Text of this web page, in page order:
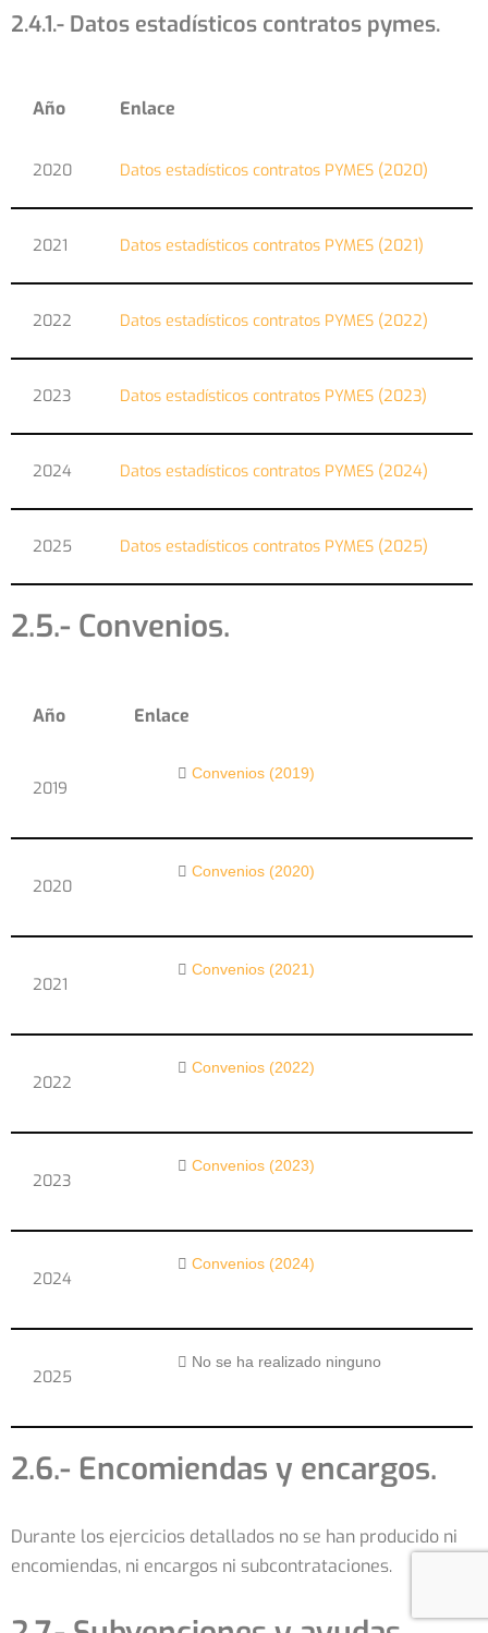
2.4.1.- Datos estadísticos contratos pymes.
Año Enlace
2020 Datos estadísticos contratos PYMES (2020)
2021 Datos estadísticos contratos PYMES (2021)
2022 Datos estadísticos contratos PYMES (2022)
2023 Datos estadísticos contratos PYMES (2023)
2024 Datos estadísticos contratos PYMES (2024)
2025 Datos estadísticos contratos PYMES (2025)
2.5.- Convenios.
Año Enlace
2019
Convenios (2019)
2020
Convenios (2020)
2021
Convenios (2021)
2022
Convenios (2022)
2023
Convenios (2023)
2024
Convenios (2024)
2025
No se ha realizado ninguno
2.6.- Encomiendas y encargos.
Durante los ejercicios detallados no se han producido ni
encomiendas, ni encargos ni subcontrataciones.